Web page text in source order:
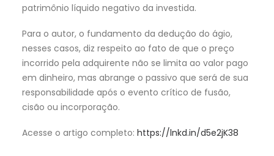
patrimônio líquido negativo da investida.
Para o autor, o fundamento da dedução do ágio,
nesses casos, diz respeito ao fato de que o preço
incorrido pela adquirente não se limita ao valor pago
em dinheiro, mas abrange o passivo que será de sua
responsabilidade após o evento crítico de fusão,
cisão ou incorporação.
Acesse o artigo completo: https://lnkd.in/d5e2jK38